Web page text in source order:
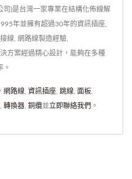
司)是台灣一家專業在結構化佈線解
年並擁有超過30年的資訊插座,
線, 網路線製造經驗,
方案經過精心設計，能夠在多種
。
網路線 資訊插座 跳線 面板
轉換器 銅纜並立即聯絡我們 。